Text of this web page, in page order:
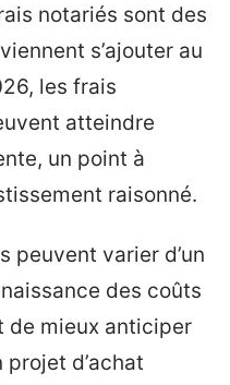
notariés sont des
s’ajouter au
les frais
atteindre
un point à
raisonné.
peuvent varier d’un
des coûts
de mieux anticiper
d’achat